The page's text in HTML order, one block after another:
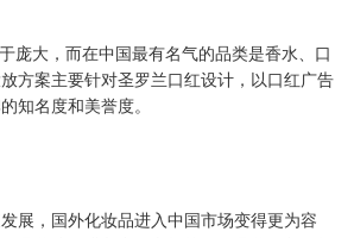
庞大，而在中国最有名气的品类是香水、口
方案主要针对圣罗兰口红设计，以口红广告
知名度和美誉度。
展，国外化妆品进入中国市场变得更为容